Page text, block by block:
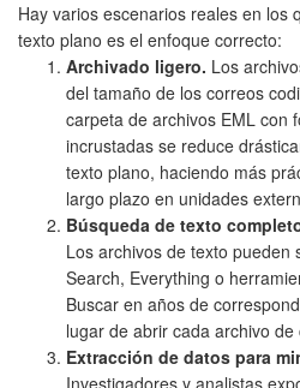
Hay varios escenarios reales en los
texto plano es el enfoque correcto:
Archivado ligero. Los
del tamaño de los correos
carpeta de archivos EML con
incrustadas se reduce
texto plano, haciendo más
largo plazo en unidades
Búsqueda de texto
Los archivos de texto pueden
Search, Everything o
Buscar en años de
lugar de abrir cada archivo
Extracción de datos para